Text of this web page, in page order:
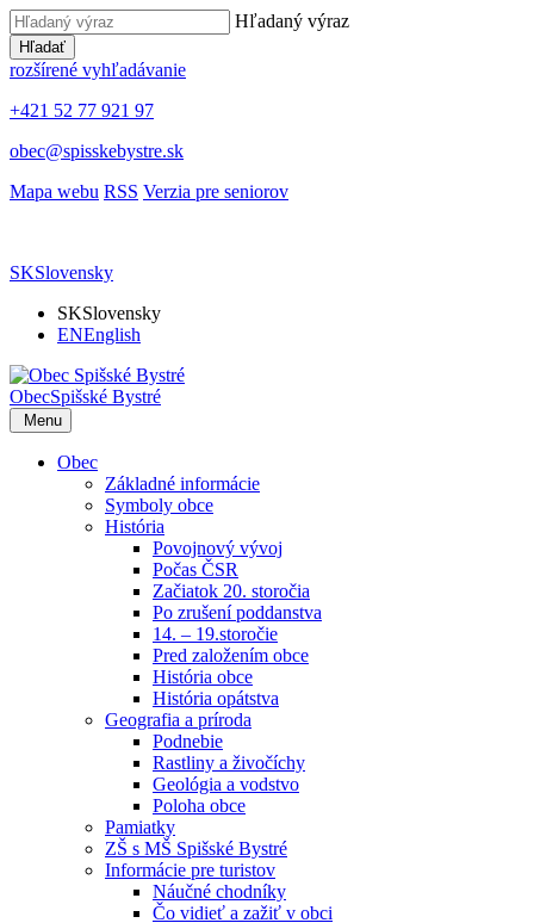
Hľadaný výraz
Hľadať
rozšírené vyhľadávanie
+421 52 77 921 97
obec@spisskebystre.sk
Mapa webu RSS Verzia pre seniorov
SKSlovensky
SKSlovensky
ENEnglish
ObecSpišské Bystré
Menu
Obec
Základné informácie
Symboly obce
História
Povojnový vývoj
Počas ČSR
Začiatok 20. storočia
Po zrušení poddanstva
14. – 19.storočie
Pred založením obce
História obce
História opátstva
Geografia a príroda
Podnebie
Rastliny a živočíchy
Geológia a vodstvo
Poloha obce
Pamiatky
ZŠ s MŠ Spišské Bystré
Informácie pre turistov
Náučné chodníky
Čo vidieť a zažiť v obci